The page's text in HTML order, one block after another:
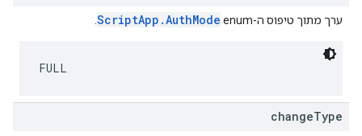
ערך מתוך טיפוס ה-enum‏ ScriptApp.AuthMode
FULL
changeType